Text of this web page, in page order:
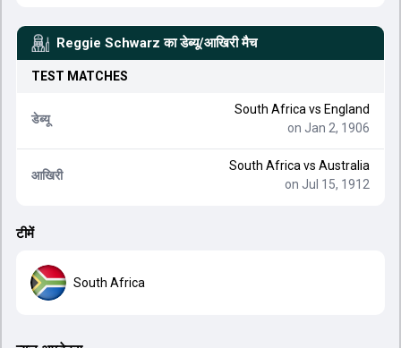
Reggie Schwarz का डेब्यू/आखिरी मैच
TEST MATCHES
डेब्यू
South Africa vs England
on Jan 2, 1906
आखिरी
South Africa vs Australia
on Jul 15, 1912
टीमें
South Africa